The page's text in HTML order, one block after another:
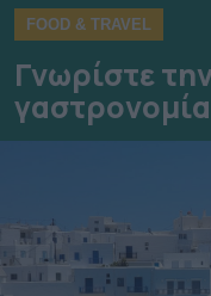
FOOD & TRAVEL
Γνωρίστε